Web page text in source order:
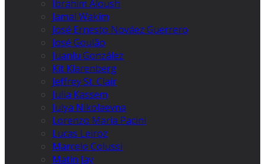
Ibrahim Aloush
Jamal Wakim
José Ernesto Nováez Guerrero
José Goulão
Juanlu González
Kit Klarenberg
Jeffrey St. Clair
Julia Kassem
Julya Nikolaevna
Lorenzo Maria Pacini
Lucas Leiroz
Marcelo Colussi
Matin Jay